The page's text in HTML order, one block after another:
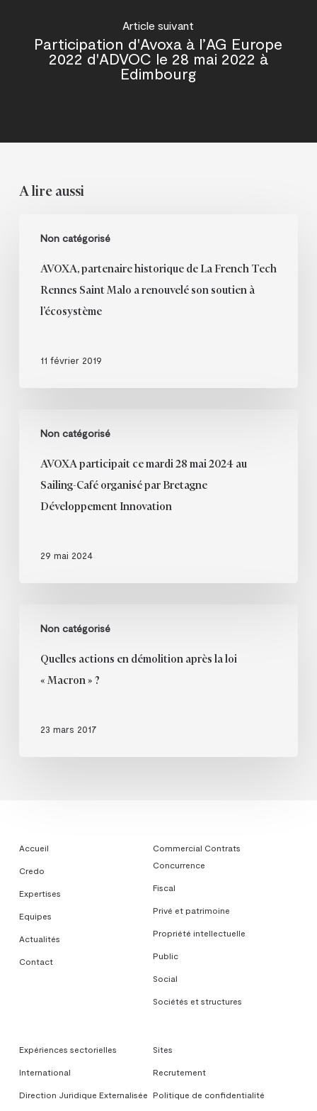
Article suivant
Participation d'Avoxa à l’AG Europe
2022 d'ADVOC le 28 mai 2022 à
Edimbourg
A lire aussi
Non catégorisé
partenaire
French
soutien
l’écosystème
AVOXA, partenaire historique de La French Tech
Rennes Saint Malo a renouvelé son soutien à
l’écosystème
11 février 2019
Non catégorisé
participait
Développement
Innovation
AVOXA participait ce mardi 28 mai 2024 au
Sailing-Café organisé par Bretagne
Développement Innovation
29 mai 2024
Non catégorisé
actions
démolition
après
Quelles actions en démolition après la loi
« Macron » ?
23 mars 2017
Accueil
Credo
Expertises
Equipes
Actualités
Contact
Commercial Contrats
Concurrence
Fiscal
Privé et patrimoine
Propriété intellectuelle
Public
Social
Sociétés et structures
Expériences sectorielles
International
Direction Juridique Externalisée
Sites
Recrutement
Politique de confidentialité